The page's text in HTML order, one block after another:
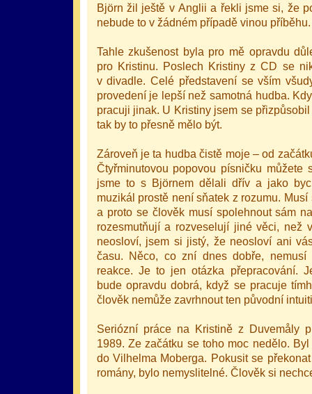
Björn žil ještě v Anglii a řekli jsme si, že
nebude to v žádném případě vinou příběhu.
Tahle zkušenost byla pro mě opravdu
pro Kristinu. Poslech Kristiny z CD se
v divadle. Celé představení se vším
provedení je lepší než samotná hudba.
pracuji jinak. U Kristiny jsem se
tak by to přesně mělo být.
Zároveň je ta hudba čistě moje – od
Čtyřminutovou popovou písničku
jsme to s Björnem dělali dřív a jako
muzikál prostě není sňatek z rozumu.
a proto se člověk musí spolehnout sám
rozesmutňují a rozveselují jiné věci, než
neosloví, jsem si jistý, že neosloví ani
času. Něco, co zní dnes dobře,
reakce. Je to jen otázka přepracování.
bude opravdu dobrá, když se pracuje
člověk nemůže zavrhnout ten původní
Seriózní práce na Kristině z Duvemåly
1989. Ze začátku se toho moc nedělo.
do Vilhelma Moberga. Pokusit se
romány, bylo nemyslitelné. Člověk si